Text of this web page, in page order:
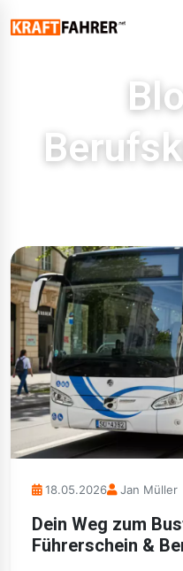
18.05.2026 Jan Müller
Dein Weg zum
Führerschein &